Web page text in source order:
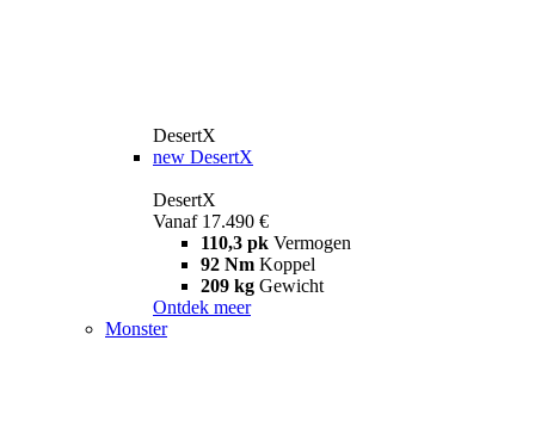
DesertX
new DesertX
DesertX
Vanaf 17.490 €
110,3 pk Vermogen
92 Nm Koppel
209 kg Gewicht
Ontdek meer
Monster